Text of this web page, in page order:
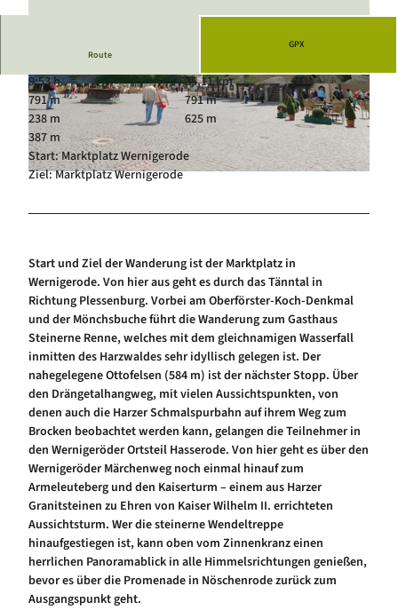
© Wernigerode Tourismus GmbH
© Waldgasthaus Plessenburg, Waldgasthaus Pl
essenburg |CC-BY
© Uwe Fricke |CC-BY
Route
GPX
9:53 h
35,11 km
791 m
791 m
238 m
625 m
387 m
Start: Marktplatz Wernigerode
Ziel: Marktplatz Wernigerode
Start und Ziel der Wanderung ist der Marktplatz in
Wernigerode. Von hier aus geht es durch das Tänntal in
Richtung Plessenburg. Vorbei am Oberförster-Koch-Denkmal
und der Mönchsbuche führt die Wanderung zum Gasthaus
Steinerne Renne, welches mit dem gleichnamigen Wasserfall
inmitten des Harzwaldes sehr idyllisch gelegen ist. Der
nahegelegene Ottofelsen (584 m) ist der nächster Stopp. Über
den Drängetalhangweg, mit vielen Aussichtspunkten, von
denen auch die Harzer Schmalspurbahn auf ihrem Weg zum
Brocken beobachtet werden kann, gelangen die Teilnehmer in
den Wernigeröder Ortsteil Hasserode. Von hier geht es über den
Wernigeröder Märchenweg noch einmal hinauf zum
Armeleuteberg und den Kaiserturm – einem aus Harzer
Granitsteinen zu Ehren von Kaiser Wilhelm II. errichteten
Aussichtsturm. Wer die steinerne Wendeltreppe
hinaufgestiegen ist, kann oben vom Zinnenkranz einen
herrlichen Panoramablick in alle Himmelsrichtungen genießen,
bevor es über die Promenade in Nöschenrode zurück zum
Ausgangspunkt geht.